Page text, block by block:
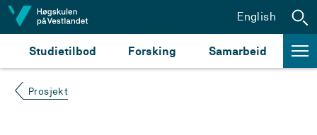
Hopp til innhald
Studietilbod Forsking Samarbeid
English
Prosjekt